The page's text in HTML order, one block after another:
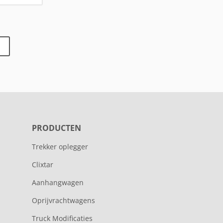
PRODUCTEN
Trekker oplegger
Clixtar
Aanhangwagen
Oprijvrachtwagens
Truck Modificaties